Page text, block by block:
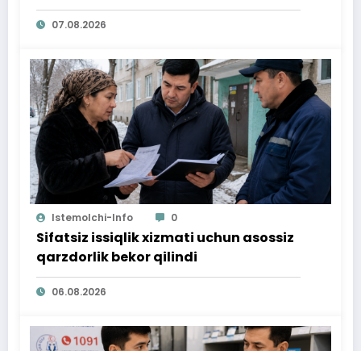
07.08.2026
Istemolchi-Info 0
Sifatsiz issiqlik xizmati uchun asossiz
qarzdorlik bekor qilindi
06.08.2026